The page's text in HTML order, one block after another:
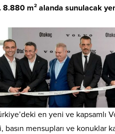
8.880 m² alanda sunulacak
en yeni ve kapsamlı
basın mensupları ve konuklar